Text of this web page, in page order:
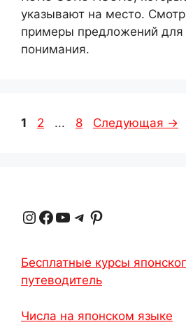
указывают на место.
примеры предложений для
понимания.
Страница
1 Страница
2 ... Страница
8 Следующая →
Instagram Facebook YouTube Telegram Pinterest
Бесплатные курсы
путеводитель
Числа на японском языке